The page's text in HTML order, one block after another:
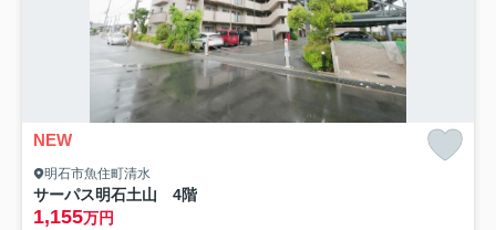
NEW
明石市魚住町清水
サーパス明石土山 4階
1,155万円